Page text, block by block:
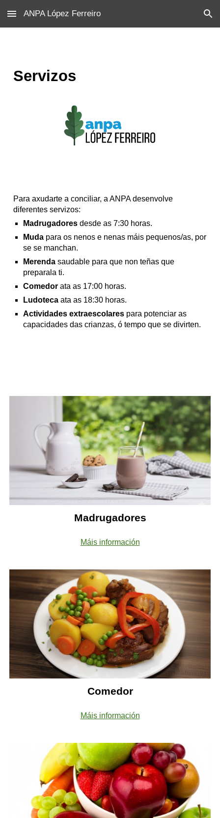
Skip to main content Skip to navigation
ANPA López Ferreiro
Servizos
Para axudarte a conciliar, a ANPA desenvolve
diferentes servizos:
Madrugadoresdesde as 7:30 horas.
Muda para os nenos e nenas máis pequenos/as, por
se se manchan.
Merendasaudable para que non teñas que
preparala ti.
Comedorata as 17:00 horas.
Ludotecaata as 18:30 horas.
Actividades extraescolares para potenciar as
capacidades das crianzas, ó tempo que se divirten.
Madrugadores
Máis información
Comedor
Máis información